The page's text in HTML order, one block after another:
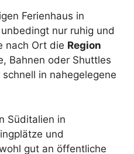
Ferienhaus in
nur ruhig und
nach Ort die Region
Bahnen oder Shuttles
in nahegelegene
Süditalien in
und
gut an öffentliche